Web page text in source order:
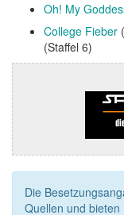
Oh! My
College Fieber
(Staffel 6)
Die
Quellen und